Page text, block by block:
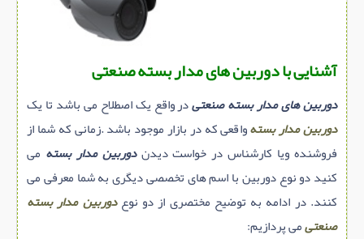
تاسیسات ساختمان
ابزار آلات ساختمانی
تعمیر و نگهداری ساختمان
محوطه سازی و نما
ماشین آلات ساختمانی
ژئوتکنیک
آشنایی با دوربین های مدار بسته صنعتی
دوربین های مدار بسته صنعتیدر واقع یک اصطلاح می باشد تا یک
دوربین مدار بستهواقعی که در بازار موجود باشد .زمانی که شما از
فروشنده ویا کارشناس در خواست دیدندوربین مدار بسته می
کنید دو نوع دوربین با اسم های تخصصی دیگری به شما معرفی می
کنند. در ادامه به توضیح مختصری از دو نوعدوربین مدار بسته
صنعتیمی پردازیم: